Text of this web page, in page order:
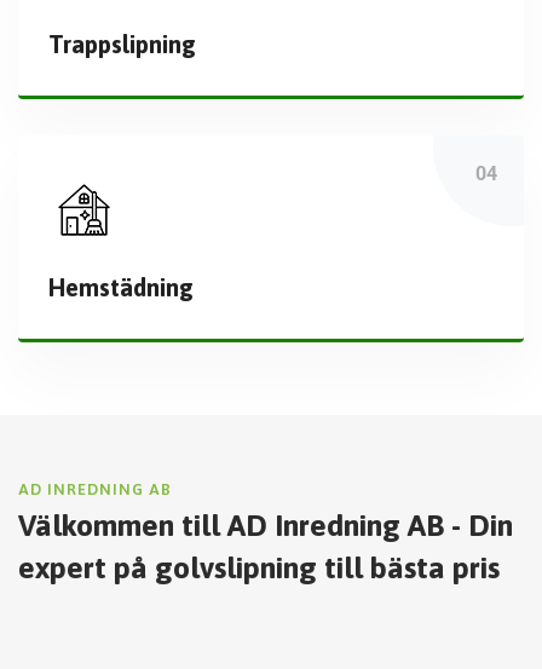
Trappslipning
Hemstädning
AD INREDNING AB
Välkommen till AD Inredning AB - Din
expert på golvslipning till bästa pris